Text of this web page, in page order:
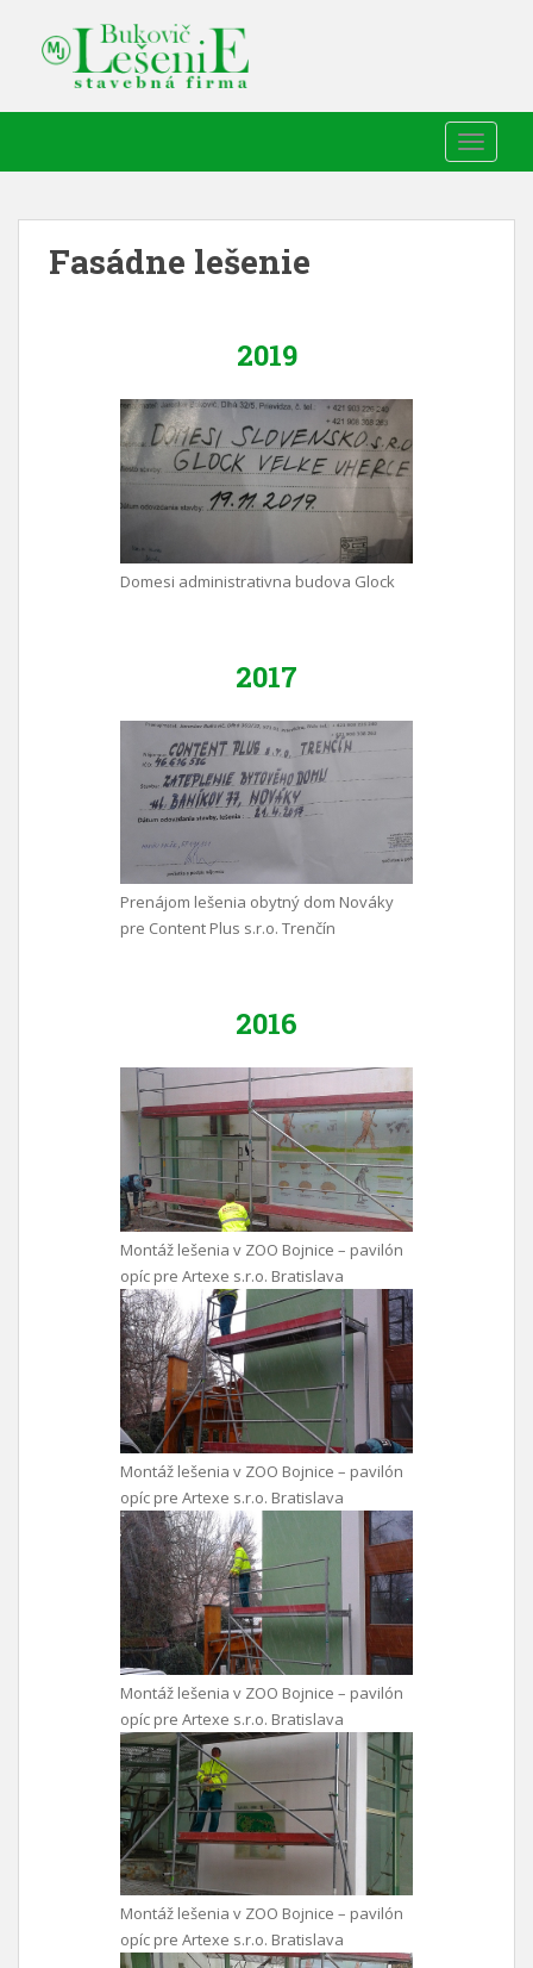
Fasádne lešenie
2019
Domesi administrativna budova Glock
2017
Prenájom lešenia obytný dom Nováky
pre Content Plus s.r.o. Trenčín
2016
Montáž lešenia v ZOO Bojnice – pavilón
opíc pre Artexe s.r.o. Bratislava
Montáž lešenia v ZOO Bojnice – pavilón
opíc pre Artexe s.r.o. Bratislava
Montáž lešenia v ZOO Bojnice – pavilón
opíc pre Artexe s.r.o. Bratislava
Montáž lešenia v ZOO Bojnice – pavilón
opíc pre Artexe s.r.o. Bratislava